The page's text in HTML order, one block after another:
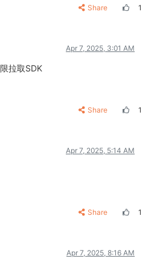
Share 1
Apr 7, 2025, 3:01 AM
拉取SDK
Share 1
Apr 7, 2025, 5:14 AM
Share 1
Apr 7, 2025, 8:16 AM